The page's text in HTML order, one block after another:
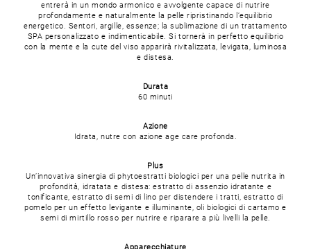
entrerà in un mondo armonico e avvolgente capace di nutrire
profondamente e naturalmente la pelle ripristinando l’equilibrio
energetico. Sentori, argille, essenze; la sublimazione di un trattamento
SPA personalizzato e indimenticabile. Si tornerà in perfetto equilibrio
con la mente e la cute del viso apparirà rivitalizzata, levigata, luminosa
e distesa.
Durata
60 minuti
Azione
Idrata, nutre con azione age care profonda.
Plus
Un’innovativa sinergia di phytoestratti biologici per una pelle nutrita in
profondità, idratata e distesa: estratto di assenzio idratante e
tonificante, estratto di semi di lino per distendere i tratti, estratto di
pomelo per un effetto levigante e illuminante, oli biologici di cartamo e
semi di mirtillo rosso per nutrire e riparare a più livelli la pelle.
Apparecchiature